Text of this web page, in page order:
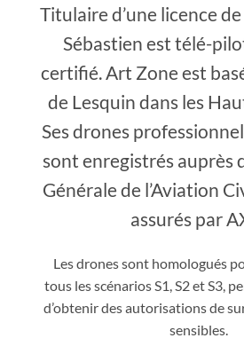
Titulaire d’une licence
Sébastien est télé-
certifié. Art Zone est
de Lesquin dans les
Ses drones
sont enregistrés auprès
Générale de l’Aviation
assurés par
Les drones sont homologués
tous les scénarios S1, S2 et S3,
d’obtenir des autorisations de
sensibles.